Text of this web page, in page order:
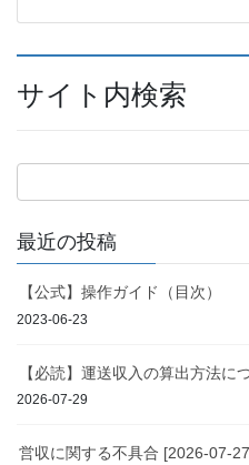
サイト内検索
最近の投稿
【公式】操作ガイド（目次）
2023-06-23
【必読】運送収入の算出方法に
2026-07-29
営収に関する不具合 [2026-07-